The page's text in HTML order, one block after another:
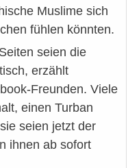
Muslime sich
fühlen könnten.
seien die
erzählt
Freunden. Viele
einen Turban
seien jetzt der
ihnen ab sofort